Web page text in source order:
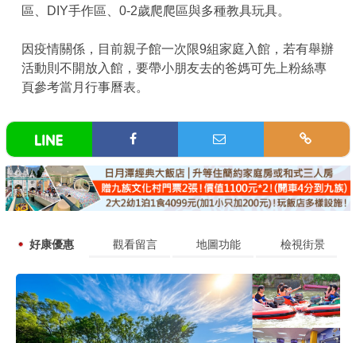
區、DIY手作區、0-2歲爬爬區與多種教具玩具。
因疫情關係，目前親子館一次限9組家庭入館，若有舉辦
活動則不開放入館，要帶小朋友去的爸媽可先上粉絲專
頁參考當月行事曆表。
好康優惠 觀看留言 地圖功能 檢視街景